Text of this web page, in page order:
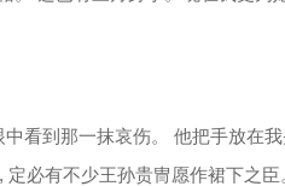
看到那一抹哀伤。 他把手放在我
必有不少王孙贵冑愿作裙下之